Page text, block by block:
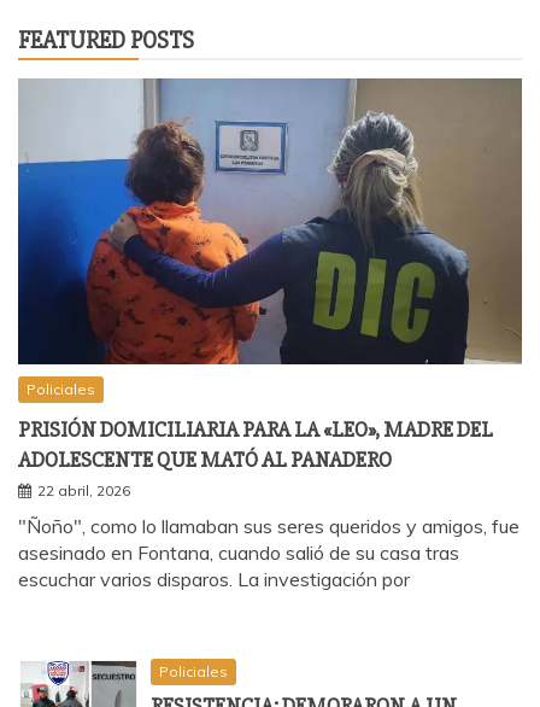
FEATURED POSTS
Policiales
PRISIÓN DOMICILIARIA PARA LA «LEO», MADRE DEL
ADOLESCENTE QUE MATÓ AL PANADERO
22 abril, 2026
"Ñoño", como lo llamaban sus seres queridos y amigos, fue
asesinado en Fontana, cuando salió de su casa tras
escuchar varios disparos. La investigación por
Policiales